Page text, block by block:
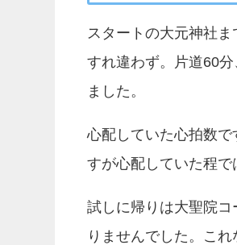
スタートの大元神社
すれ違わず。片道60
ました。
心配していた心拍数
すが心配していた程で
試しに帰りは大聖院
りませんでした。こ